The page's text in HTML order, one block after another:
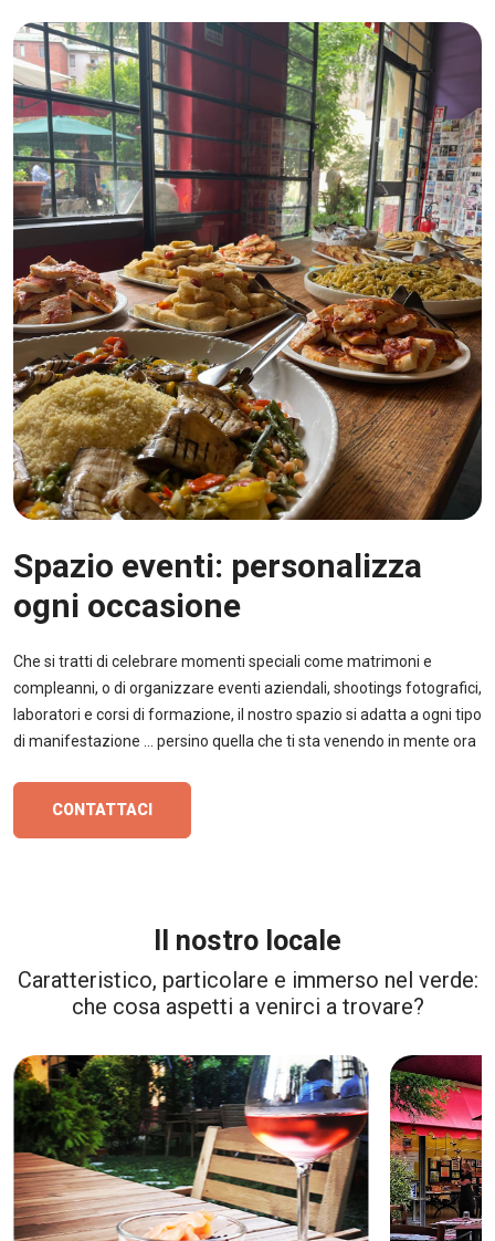
Spazio eventi: personalizza
ogni occasione
Che si tratti di celebrare momenti speciali come matrimoni e
compleanni, o di organizzare eventi aziendali, shootings fotografici,
laboratori e corsi di formazione, il nostro spazio si adatta a ogni tipo
di manifestazione ... persino quella che ti sta venendo in mente ora
CONTATTACI
Il nostro locale
Caratteristico, particolare e immerso nel verde:
che cosa aspetti a venirci a trovare?